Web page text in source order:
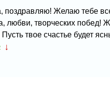
поздравляю! Желаю тебе
любви, творческих побед!
твое счастье будет
↓